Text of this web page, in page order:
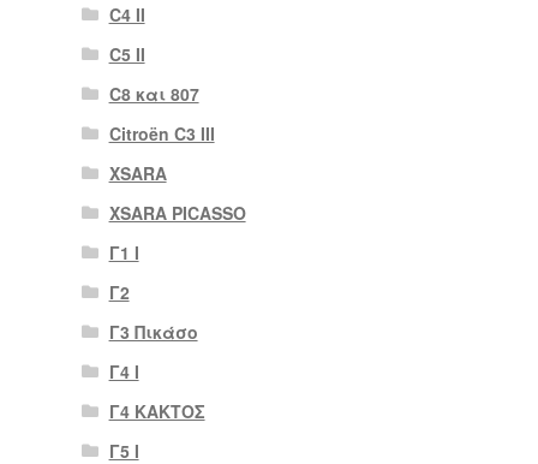
C4 II
C5 II
C8 και 807
Citroën C3 III
XSARA
XSARA PICASSO
Γ1 Ι
Γ2
Γ3 Πικάσο
Γ4 Ι
Γ4 ΚΑΚΤΟΣ
Γ5 Ι